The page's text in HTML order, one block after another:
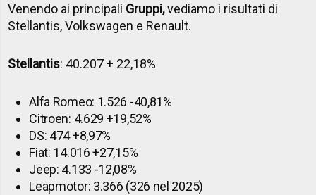
Venendo ai principali Gruppi,vediamo i risultati di
Stellantis, Volkswagen e Renault.
Stellantis: 40.207 + 22,18%
Alfa Romeo: 1.526 -40,81%
Citroen: 4.629 +19,52%
DS: 474 +8,97%
Fiat: 14.016 +27,15%
Jeep: 4.133 -12,08%
Leapmotor: 3.366 (326 nel 2025)